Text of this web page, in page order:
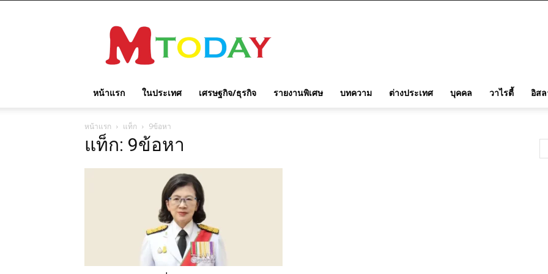
TODAY
หน้าแรก ในประเทศ เศรษฐกิจ/ธุรกิจ รายงานพิเศษ บทความ ต่างประเทศ บุคคล วาไรตี้ อิส
หน้าแรก แท็ก 9ข้อหา
แท็ก: 9ข้อหา